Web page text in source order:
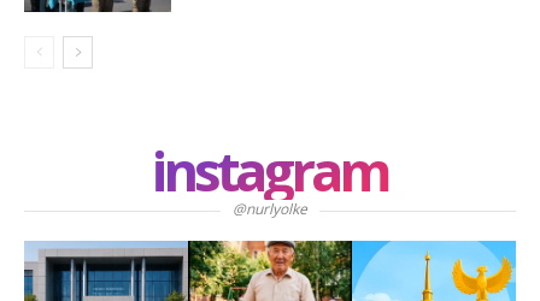
instagram
@nurlyolke